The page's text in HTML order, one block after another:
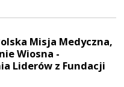
Misja Medyczna,
Wiosna -
Liderów z Fundacji